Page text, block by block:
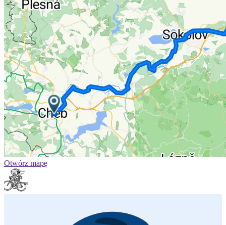
Otwórz mapę